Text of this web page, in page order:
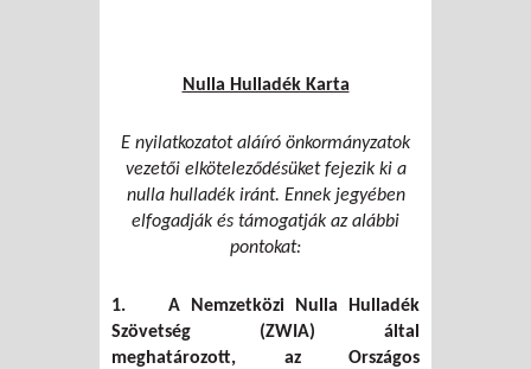
Nulla Hulladék Karta
E nyilatkozatot aláíró önkormányzatok
vezetői elköteleződésüket fejezik ki a
nulla hulladék iránt. Ennek jegyében
elfogadják és támogatják az alábbi
pontokat:
1. A Nemzetközi Nulla Hulladék
Szövetség (ZWIA) által
meghatározott, az Országos